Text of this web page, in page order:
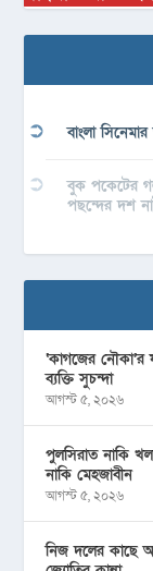
বাংলা
বুক পকেটের
পছন্দের দশ
‘কাগজের নৌকা’র
ব্যক্তি সুচন্দা
আগস্ট ৫, ২০২৬
পুলসিরাত নাকি
নাকি মেহজাবীন
আগস্ট ৫, ২০২৬
নিজ দলের কাছে